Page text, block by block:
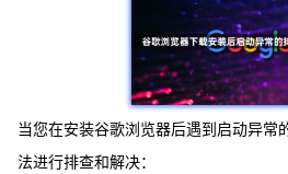
当您在安装谷歌浏览器后遇到启动异常
法进行排查和解决：